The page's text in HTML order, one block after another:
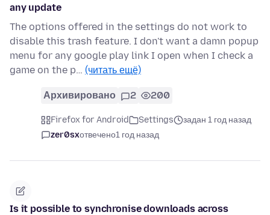
any update
The options offered in the settings do not work to
disable this trash feature. I don't want a damn popup
menu for any google play link I open when I check a
game on the p… (читать ещё)
Архивировано 2 200
Firefox for Android Settings
задан 1 год назад
zer0sxотвечено1 год назад
Is it possible to synchronise downloads across